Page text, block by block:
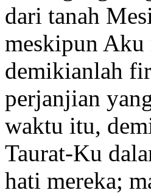
dari tanah
meskipun Aku
demikianlah
perjanjian
waktu itu,
Taurat-Ku
hati mereka;